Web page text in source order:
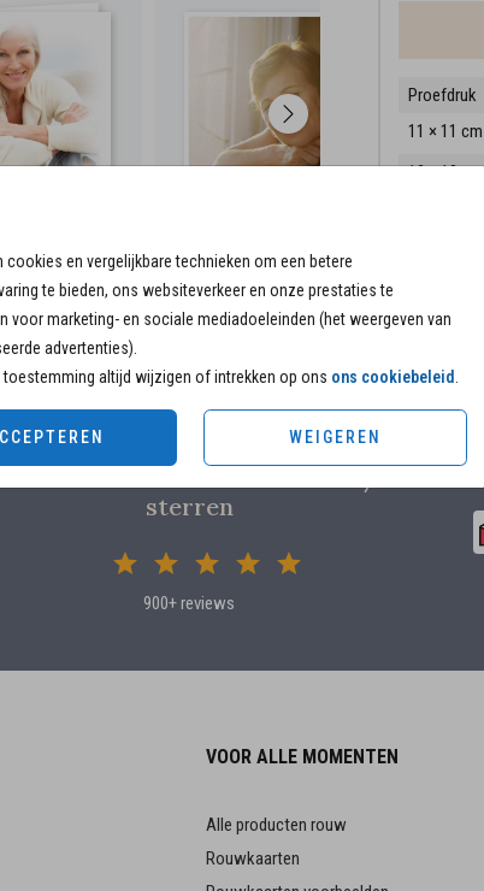
cookies en vergelijkbare technieken om een betere
te bieden, ons websiteverkeer en onze prestaties te
voor marketing- en sociale mediadoeleinden (het weergeven van
advertenties).
altijd wijzigen of intrekken op ons ons cookiebeleid
WEIGEREN
Proefdruk
11 × 11 cm
13 × 13 cm
sterren
900+ reviews
VOOR ALLE MOMENTEN
Alle producten rouw
Rouwkaarten